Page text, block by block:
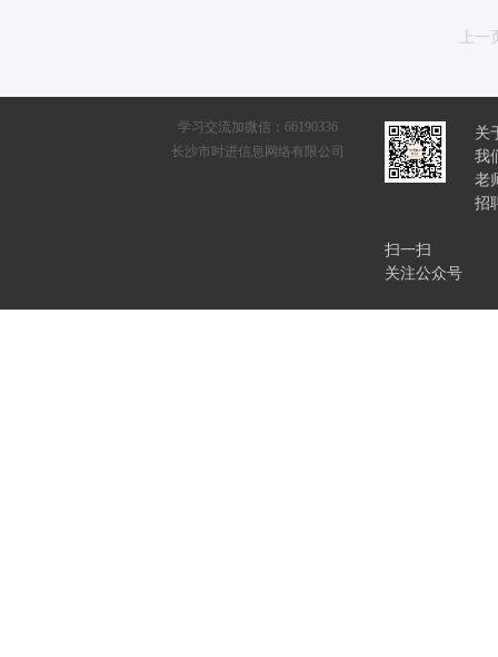
上一
学习交流加微信：66190336
长沙市时进信息网络有限公司
关
我
老
招
扫一扫
关注公众号